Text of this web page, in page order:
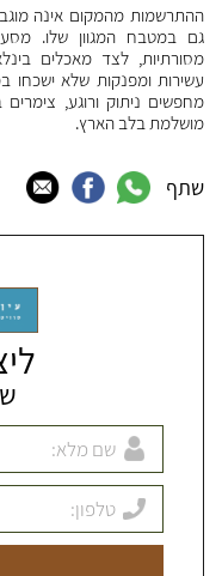
ההתרשמות מהמקום אינה
גם במטבח המגוון שלו.
מסורתיות, לצד מאכלים
עשירות ומפנקות שלא ישכחו
מחפשים ניתוק ורוגע,
מושלמת בלב הארץ.
שתף